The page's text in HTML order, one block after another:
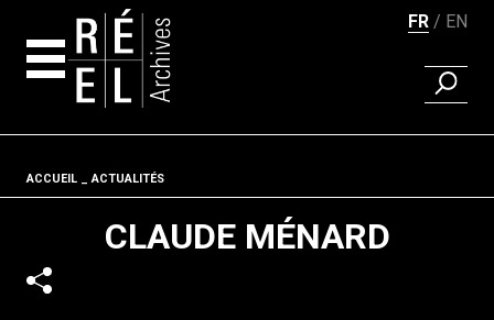
FR EN
Fil d'ariane
ACCUEIL ACTUALITÉS
CLAUDE MÉNARD